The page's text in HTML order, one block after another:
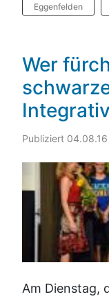
Eggenfelden
Wer
Publiziert 04.08.16
Am Dienstag,